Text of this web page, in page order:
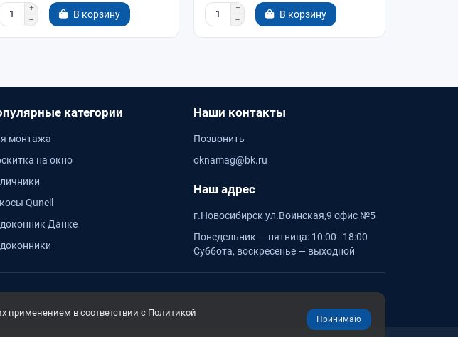
В корзину В корзину
применением в соответствии с Политикой
Принимаю
категории
монтажа
на окно
Qunell
Данке
Наши контакты
Позвонить
oknamag@bk.ru
Наш адрес
г.Новосибирск ул.Воинская,9 офис №5
Понедельник — пятница: 10:00–18:00
Суббота, воскресенье — выходной